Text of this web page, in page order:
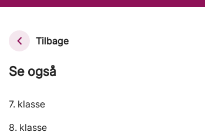
Tilbage
Se også
7. klasse
8. klasse